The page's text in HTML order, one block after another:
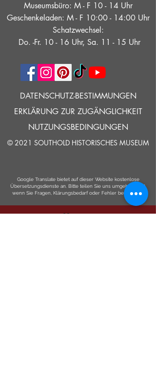
Museumsbüro: M - F 10 - 14 Uhr
Geschenkeladen: M - F 10:00 - 14:00 Uhr
Schatzwechsel:
Do. -Fr. 10 - 16 Uhr, Sa. 11 - 15 Uhr
DATENSCHUTZ-BESTIMMUNGEN
ERKLÄRUNG ZUR ZUGÄNGLICHKEIT
NUTZUNGSBEDINGUNGEN
© 2021 SOUTHOLD HISTORISCHES MUSEUM
Google Translate bietet auf dieser Website kostenlose
Übersetzungsdienste an. Bitte teilen Sie uns umgehend mit,
wenn Sie Fragen, Klärungsbedarf oder Fehler bemerken.